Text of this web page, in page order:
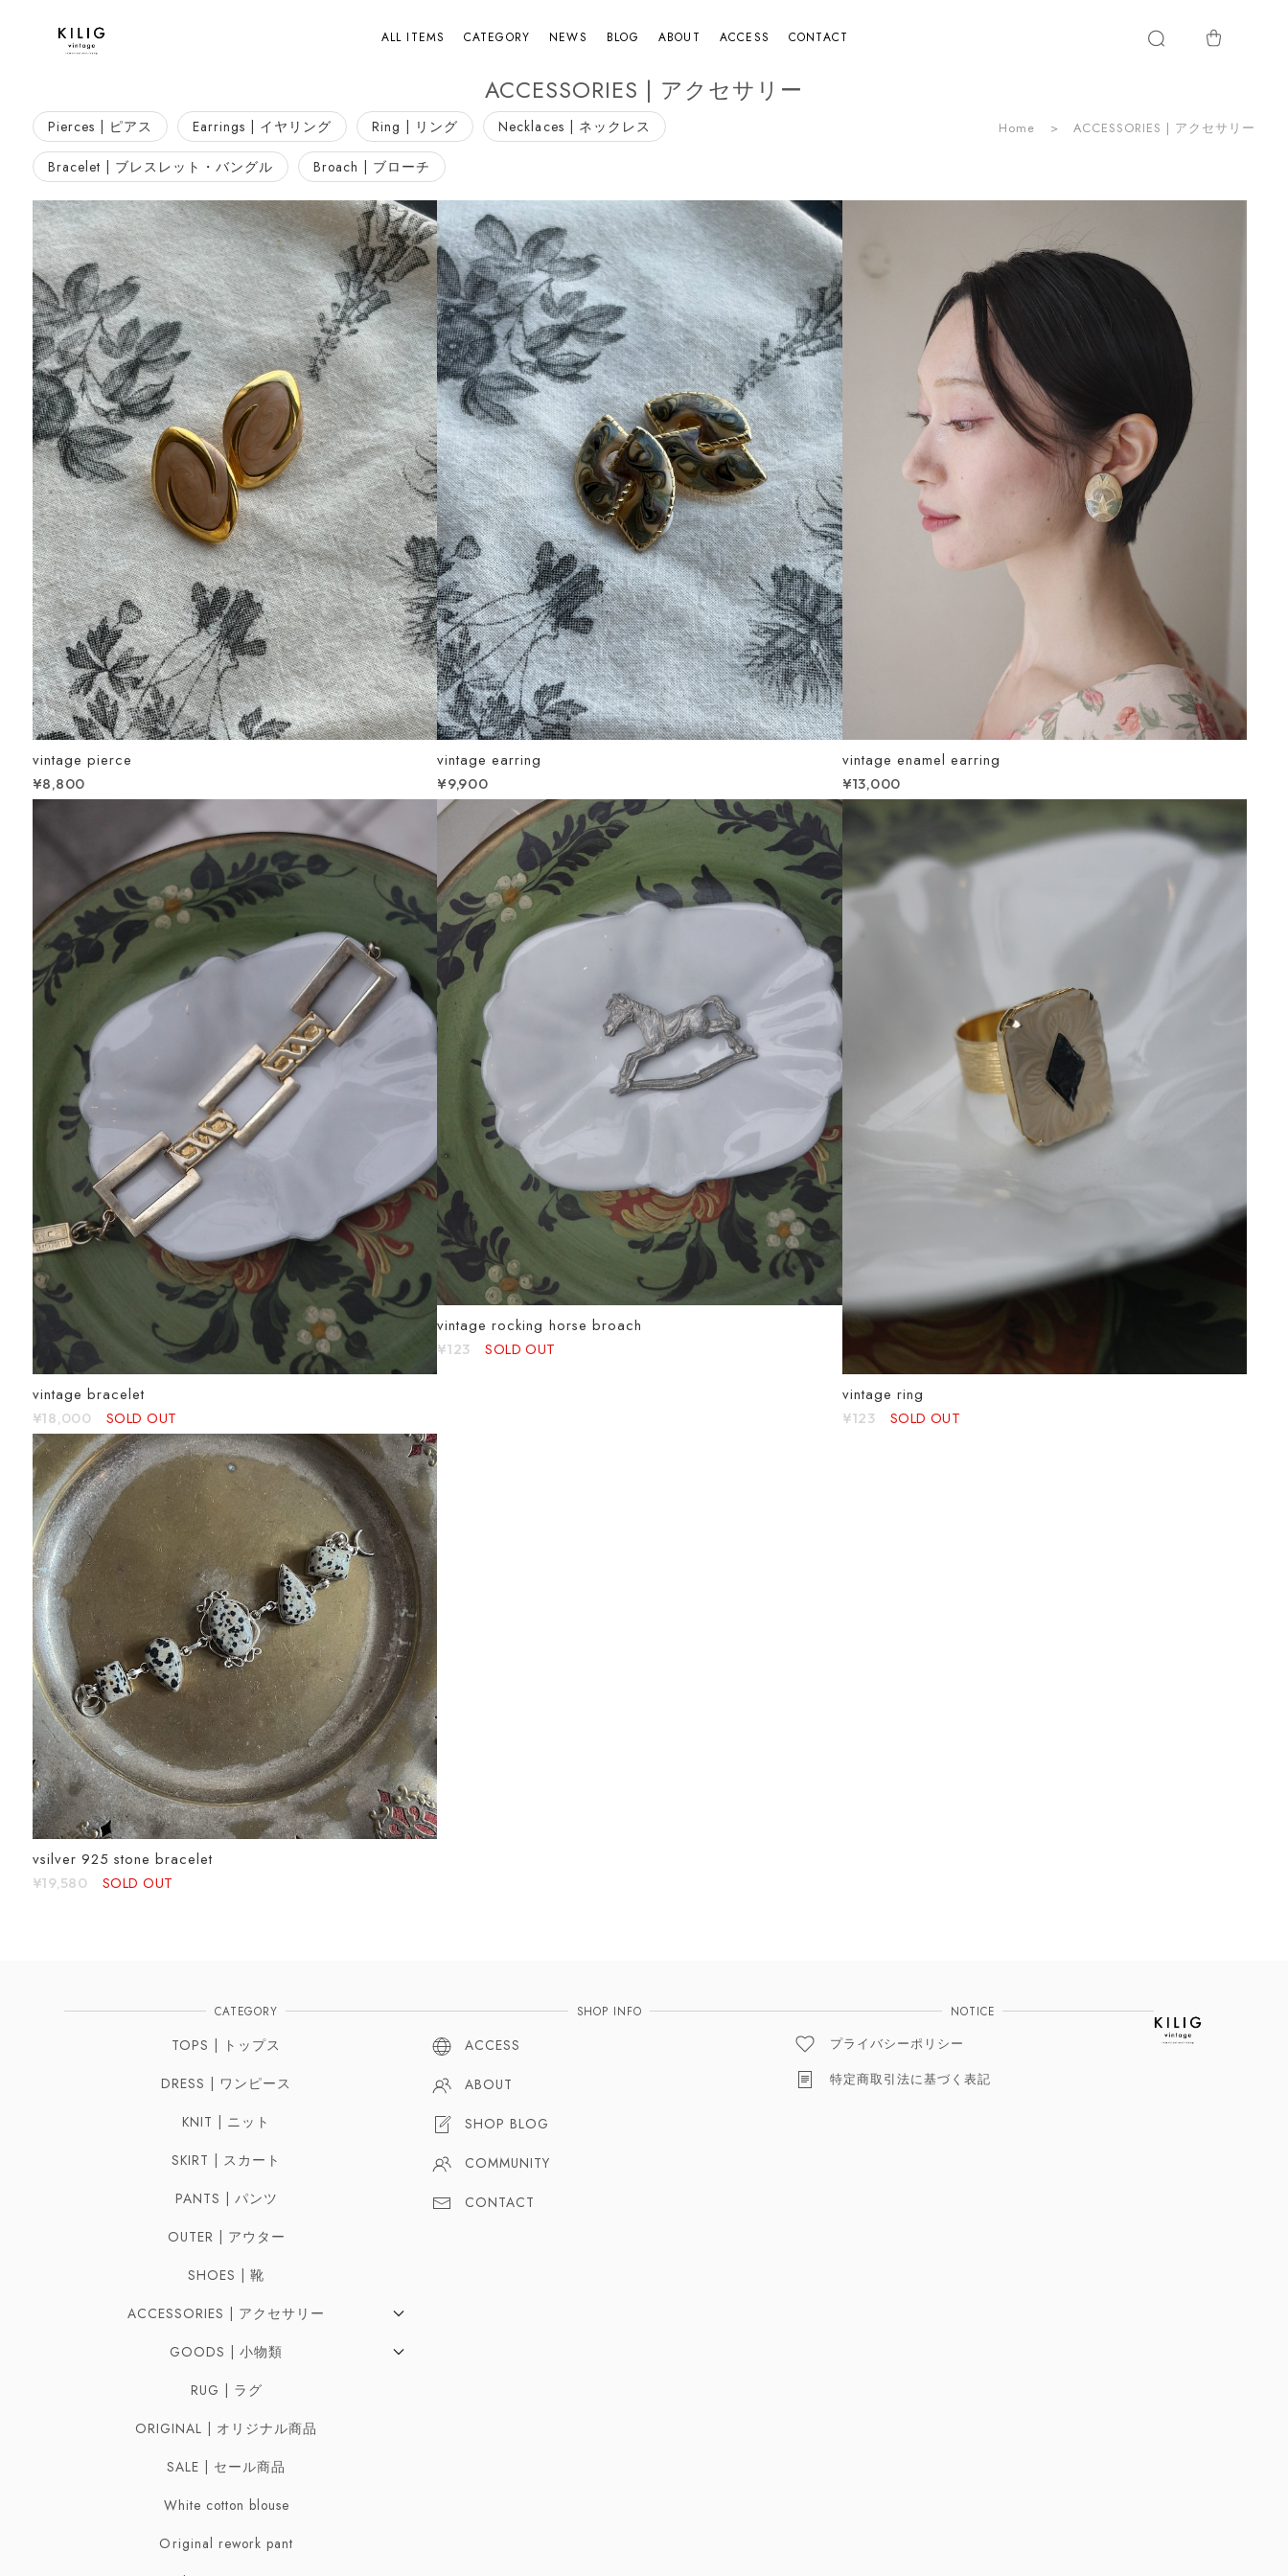
ALL ITEMS CATEGORY NEWS BLOG ABOUT ACCESS CONTACT
ACCESSORIES | アクセサリー
Home ACCESSORIES | アクセサリー
Pierces | ピアス Earrings | イヤリング Ring | リング Necklaces | ネックレス
Bracelet | ブレスレット・バングル Broach | ブローチ
vintage pierce
¥8,800
vintage earring
¥9,900
vintage enamel earring
¥13,000
vintage bracelet
¥18,000 SOLD OUT
vintage rocking horse broach
¥123 SOLD OUT
vintage ring
¥123 SOLD OUT
vsilver 925 stone bracelet
¥19,580 SOLD OUT
CATEGORY
TOPS | トップス
DRESS | ワンピース
KNIT | ニット
SKIRT | スカート
PANTS | パンツ
OUTER | アウター
SHOES | 靴
ACCESSORIES | アクセサリー
Pierces | ピアス
Earrings | イヤリング
Necklaces | ネックレス
Bracelet | ブレスレット・バングル
Broach | ブローチ
GOODS | 小物類
RUG | ラグ
ORIGINAL | オリジナル商品
SALE | セール商品
White cotton blouse
Original rework pant
SHOP INFO
ACCESS
ABOUT
SHOP BLOG
COMMUNITY
CONTACT
NOTICE
プライバシーポリシー
特定商取引法に基づく表記